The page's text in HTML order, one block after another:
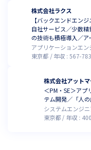
株式会社ラクス
【バックエンドエン
自社サービス／少数
の技術も積極導入／
せ！
アプリケーションエン
東京都
年収 :567-783
株式会社アット
＜PM・SE＞ア
テム開発／「人
システムエンジニ
東京都
年収 : 400